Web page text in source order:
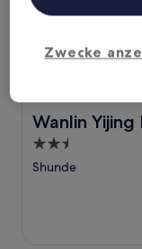
Wanlin
Wanlin Yijing
2.5-
Sterne-
Shunde
Zwecke